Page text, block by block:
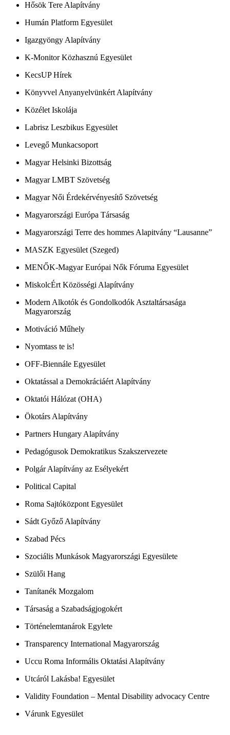
Hősök Tere Alapítvány
Humán Platform Egyesület
Igazgyöngy Alapítvány
K-Monitor Közhasznú Egyesület
KecsUP Hírek
Könyvvel Anyanyelvünkért Alapítvány
Közélet Iskolája
Labrisz Leszbikus Egyesület
Levegő Munkacsoport
Magyar Helsinki Bizottság
Magyar LMBT Szövetség
Magyar Női Érdekérvényesítő Szövetség
Magyarországi Európa Társaság
Magyarországi Terre des hommes Alapitvány “Lausanne”
MASZK Egyesület (Szeged)
MENŐK-Magyar Európai Nők Fóruma Egyesület
MiskolcÉrt Közösségi Alapítvány
Modern Alkotók és Gondolkodók Asztaltársasága
Magyarország
Motiváció Műhely
Nyomtass te is!
OFF-Biennále Egyesület
Oktatással a Demokráciáért Alapítvány
Oktatói Hálózat (OHA)
Ökotárs Alapítvány
Partners Hungary Alapítvány
Pedagógusok Demokratikus Szakszervezete
Polgár Alapítvány az Esélyekért
Political Capital
Roma Sajtóközpont Egyesület
Sádt Győző Alapítvány
Szabad Pécs
Szociális Munkások Magyarországi Egyesülete
Szülői Hang
Tanítanék Mozgalom
Társaság a Szabadságjogokért
Történelemtanárok Egylete
Transparency International Magyarország
Uccu Roma Informális Oktatási Alapítvány
Utcáról Lakásba! Egyesület
Validity Foundation – Mental Disability advocacy Centre
Várunk Egyesület